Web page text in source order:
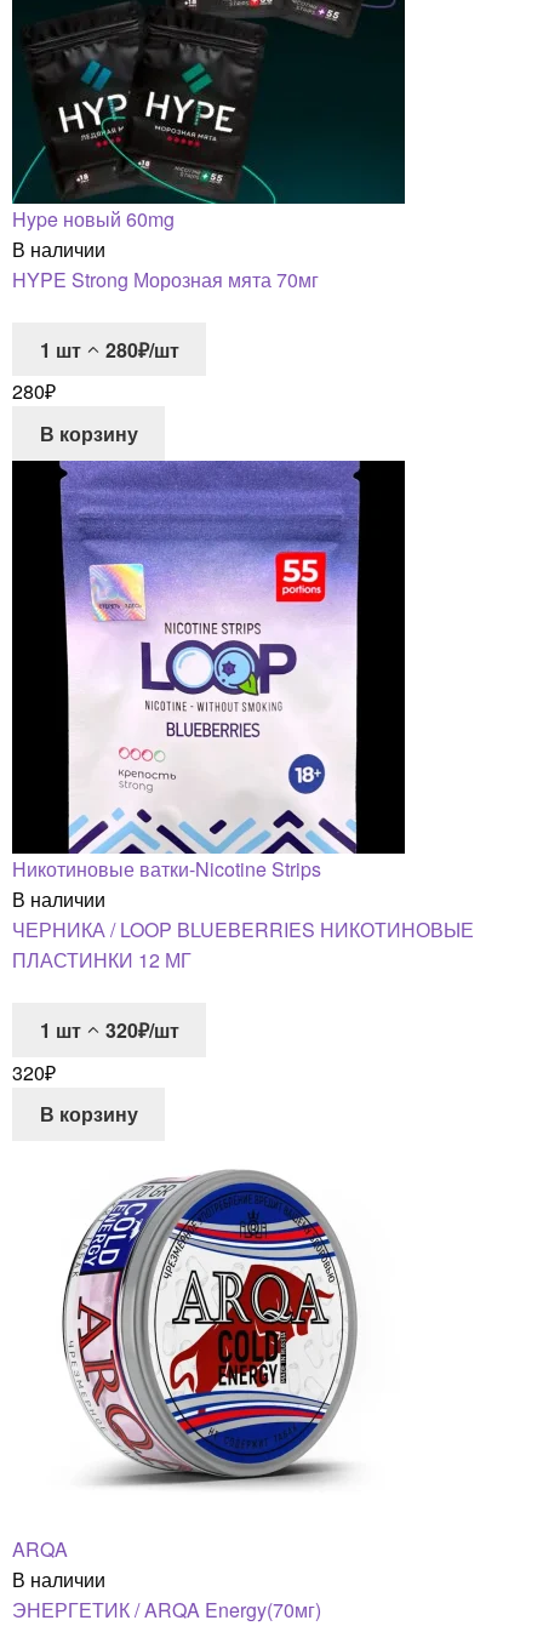
Hype новый 60mg
В наличии
HYPE Strong Морозная мята 70мг
1 шт
280₽/шт
280₽
В корзину
Никотиновые ватки-Nicotine Strips
В наличии
ЧЕРНИКА / LOOP BLUEBERRIES НИКОТИНОВЫЕ
ПЛАСТИНКИ 12 МГ
1 шт
320₽/шт
320₽
В корзину
ARQA
В наличии
ЭНЕРГЕТИК / ARQA Energy(70мг)